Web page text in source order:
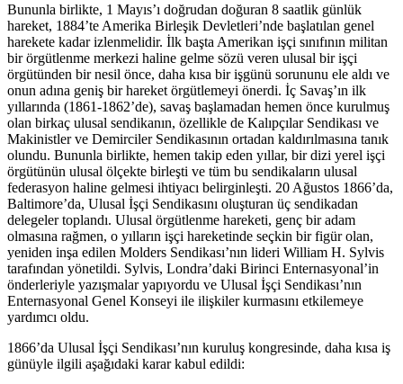
Bununla birlikte, 1 Mayıs’ı doğrudan doğuran 8 saatlik günlük
hareket, 1884’te Amerika Birleşik Devletleri’nde başlatılan genel
harekete kadar izlenmelidir. İlk başta Amerikan işçi sınıfının militan
bir örgütlenme merkezi haline gelme sözü veren ulusal bir işçi
örgütünden bir nesil önce, daha kısa bir işgünü sorununu ele aldı ve
onun adına geniş bir hareket örgütlemeyi önerdi. İç Savaş’ın ilk
yıllarında (1861-1862’de), savaş başlamadan hemen önce kurulmuş
olan birkaç ulusal sendikanın, özellikle de Kalıpçılar Sendikası ve
Makinistler ve Demirciler Sendikasının ortadan kaldırılmasına tanık
olundu. Bununla birlikte, hemen takip eden yıllar, bir dizi yerel işçi
örgütünün ulusal ölçekte birleşti ve tüm bu sendikaların ulusal
federasyon haline gelmesi ihtiyacı belirginleşti. 20 Ağustos 1866’da,
Baltimore’da, Ulusal İşçi Sendikasını oluşturan üç sendikadan
delegeler toplandı. Ulusal örgütlenme hareketi, genç bir adam
olmasına rağmen, o yılların işçi hareketinde seçkin bir figür olan,
yeniden inşa edilen Molders Sendikası’nın lideri William H. Sylvis
tarafından yönetildi. Sylvis, Londra’daki Birinci Enternasyonal’in
önderleriyle yazışmalar yapıyordu ve Ulusal İşçi Sendikası’nın
Enternasyonal Genel Konseyi ile ilişkiler kurmasını etkilemeye
yardımcı oldu.
1866’da Ulusal İşçi Sendikası’nın kuruluş kongresinde, daha kısa iş
günüyle ilgili aşağıdaki karar kabul edildi: